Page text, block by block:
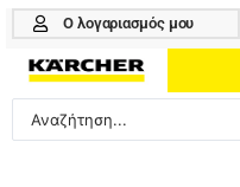
Μετάβαση
περιεχόμενο
Ο λογαριασμός μου
Search
...